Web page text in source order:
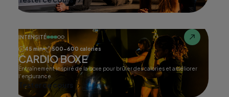
INTENSITÉ
45 min
500-600 calories
CARDIO BOXE
Entraînement inspiré de la boxe pour brûler des calories et améliorer
l'endurance.
Tester ce cours